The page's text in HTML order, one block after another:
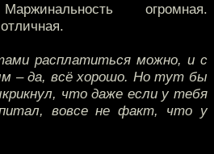
огромная.
расплатиться можно, и с
– да, всё хорошо. Но тут бы
что даже если у тебя
вовсе не факт, что у